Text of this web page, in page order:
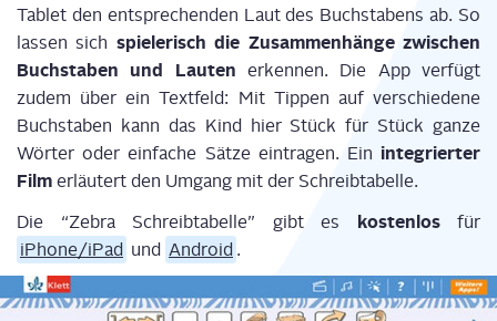
Tablet den ent­spre­chen­den Laut des Buch­sta­bens ab. So
las­sen sich spie­le­risch die Zusam­men­hän­ge zwi­schen
Buch­sta­ben und Lau­ten erken­nen. Die App ver­fügt
zudem über ein Text­feld: Mit Tip­pen auf ver­schie­de­ne
Buch­sta­ben kann das Kind hier Stück für Stück gan­ze
Wör­ter oder ein­fa­che Sät­ze ein­tra­gen. Ein inte­grier­ter
Film erläu­tert den Umgang mit der Schreibtabelle.
Die “Zebra Schreib­ta­bel­le” gibt es kos­ten­losfür
iPhone/iPad und Android .